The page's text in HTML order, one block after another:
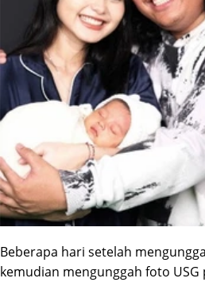
Beberapa hari setelah
kemudian mengunggah foto